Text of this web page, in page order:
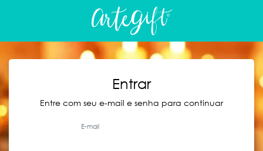
Entrar
Entre com seu e-mail e senha para continuar
E-mail